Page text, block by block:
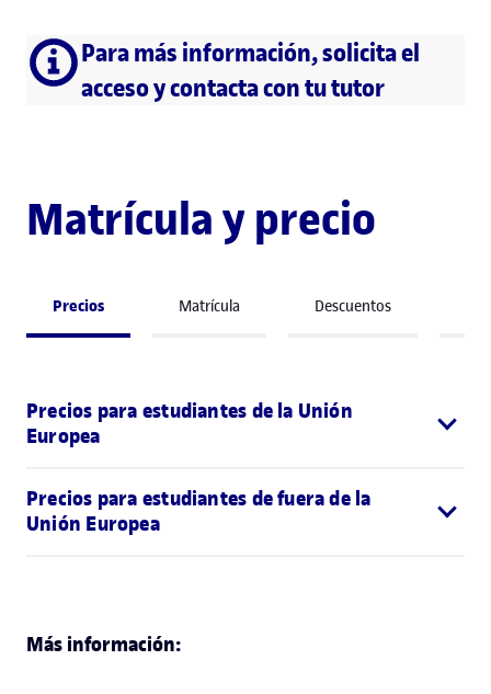
Para más información, solicita el
acceso y contacta con tu tutor
Matrícula y precio
Precios Matrícula Descuentos
Precios para estudiantes de la Unión
Europea
Precios para estudiantes de fuera de la
Unión Europea
Más información: